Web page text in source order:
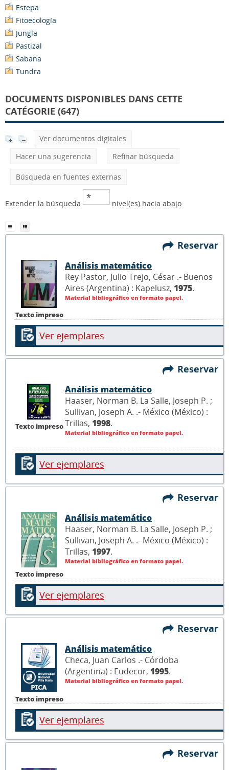
Estepa
Fitoecología
Jungla
Pastizal
Sabana
Tundra
DOCUMENTS DISPONIBLES DANS CETTE
CATÉGORIE (647)
Ver documentos digitales
Hacer una sugerencia
Refinar búsqueda
Búsqueda en fuentes externas
Extender la búsqueda nivel(es) hacia abajo
Reservar
Texto impreso
Análisis matemático
Rey Pastor, Julio Trejo, César .- Buenos
Aires (Argentina) : Kapelusz, 1975.
Material bibliográfico en formato papel.
Ver ejemplares
Reservar
Texto impreso
Análisis matemático
Haaser, Norman B. La Salle, Joseph P. ;
Sullivan, Joseph A. .- México (México) :
Trillas, 1998.
Material bibliográfico en formato papel.
Ver ejemplares
Reservar
Texto impreso
Análisis matemático
Haaser, Norman B. La Salle, Joseph P. ;
Sullivan, Joseph A. .- México (México) :
Trillas, 1997.
Material bibliográfico en formato papel.
Ver ejemplares
Reservar
Texto impreso
Análisis matemático
Checa, Juan Carlos .- Córdoba
(Argentina) : Eudecor, 1995.
Material bibliográfico en formato papel.
Ver ejemplares
Reservar